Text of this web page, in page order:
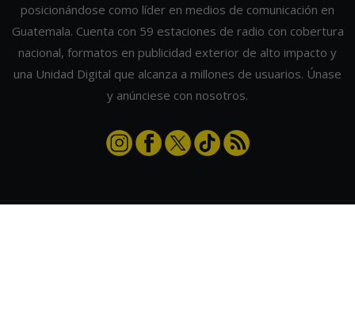
posicionándose como líder en medios de comunicación en
Guatemala. Cuenta con 59 estaciones de radio con cobertura
nacional, formatos en publicidad exterior de alto impacto y
una Unidad Digital que alcanza a millones de usuarios. Únase
y anúnciese con nosotros.